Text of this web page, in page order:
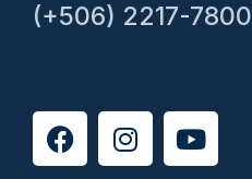
(+506) 2217-7800